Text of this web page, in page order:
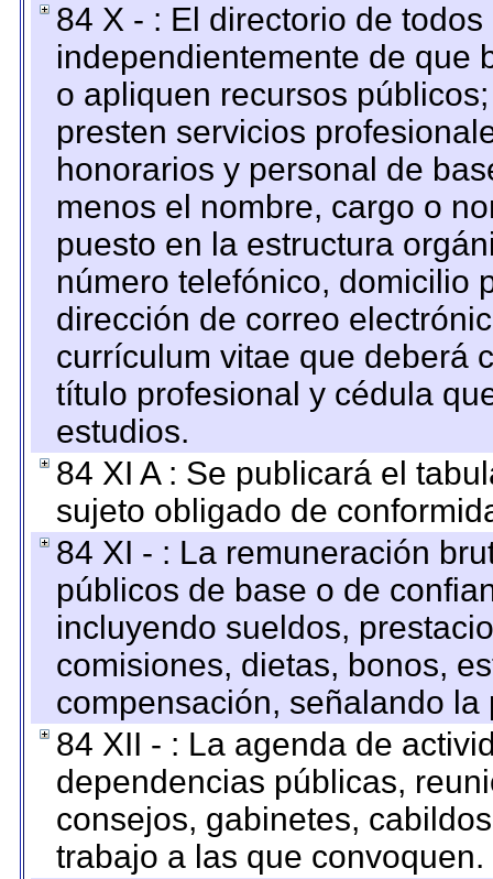
84 X - : El directorio de
independientemente de que
o apliquen recursos
presten servicios
honorarios y personal de
menos el nombre, cargo o
puesto en la estructura
número telefónico, domicilio
dirección de correo
currículum vitae que deberá
título profesional y cédula
estudios.
84 XI A : Se publicará el
sujeto obligado de
84 XI - : La remuneración
públicos de base o de
incluyendo sueldos,
comisiones, dietas, bonos,
compensación, señalando
84 XII - : La agenda de
dependencias públicas,
consejos, gabinetes,
trabajo a las que convoquen.